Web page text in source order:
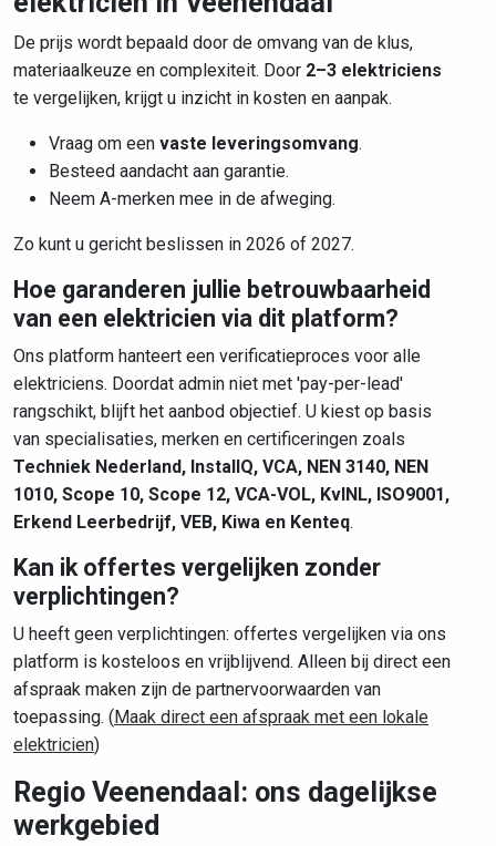
De prijs wordt bepaald door de omvang van de klus,
materiaalkeuze en complexiteit. Door 2–3 elektriciens
te vergelijken, krijgt u inzicht in kosten en aanpak.
Vraag om een vaste leveringsomvang.
Besteed aandacht aan garantie.
Neem A-merken mee in de afweging.
Zo kunt u gericht beslissen in 2026 of 2027.
Hoe garanderen jullie betrouwbaarheid
van een elektricien via dit platform?
Ons platform hanteert een verificatieproces voor alle
elektriciens. Doordat admin niet met 'pay-per-lead'
rangschikt, blijft het aanbod objectief. U kiest op basis
van specialisaties, merken en certificeringen zoals
Techniek Nederland, InstallQ, VCA, NEN 3140, NEN
1010, Scope 10, Scope 12, VCA-VOL, KvINL, ISO9001,
Erkend Leerbedrijf, VEB, Kiwa en Kenteq.
Kan ik offertes vergelijken zonder
verplichtingen?
U heeft geen verplichtingen: offertes vergelijken via ons
platform is kosteloos en vrijblijvend. Alleen bij direct een
afspraak maken zijn de partnervoorwaarden van
toepassing. (Maak direct een afspraak met een lokale
elektricien)
Regio Veenendaal: ons dagelijkse
werkgebied